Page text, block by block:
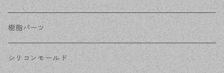
ステンレス・シルバー
ステンレス・ゴールド
その他ピアス
クリップイヤリング
ノンホールピアス
ステンレスピアス
ステンレスイヤリング
樹脂パーツ
シリコンモールド